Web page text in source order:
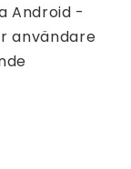
Android -
användare